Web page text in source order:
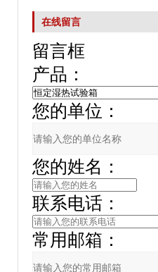
在线留言
留言框
产品：
您的单位：
您的姓名：
联系电话：
常用邮箱：